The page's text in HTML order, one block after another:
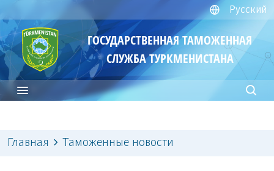
Русский
ГОСУДАРСТВЕННАЯ ТАМОЖЕННАЯ
СЛУЖБА ТУРКМЕНИСТАНА
Главная Таможенные новости